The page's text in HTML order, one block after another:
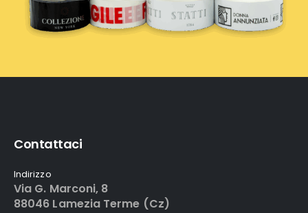
Contattaci
Indirizzo
Via G. Marconi, 8
88046 Lamezia Terme (Cz)